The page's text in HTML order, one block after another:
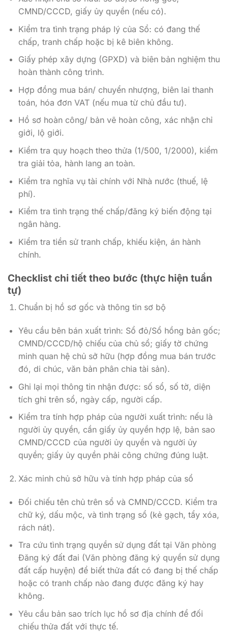
CMND/CCCD, giấy ủy quyền (nếu có).
Kiểm tra tình trạng pháp lý của Sổ: có đang thế
chấp, tranh chấp hoặc bị kê biên không.
Giấy phép xây dựng (GPXD) và biên bản nghiệm thu
hoàn thành công trình.
Hợp đồng mua bán/ chuyển nhượng, biên lai thanh
toán, hóa đơn VAT (nếu mua từ chủ đầu tư).
Hồ sơ hoàn công/ bản vẽ hoàn công, xác nhận chỉ
giới, lộ giới.
Kiểm tra quy hoạch theo thửa (1/500, 1/2000), kiểm
tra giải tỏa, hành lang an toàn.
Kiểm tra nghĩa vụ tài chính với Nhà nước (thuế, lệ
phí).
Kiểm tra tình trạng thế chấp/đăng ký biến động tại
ngân hàng.
Kiểm tra tiền sử tranh chấp, khiếu kiện, án hành
chính.
Checklist chi tiết theo bước (thực hiện tuần
tự)
Chuẩn bị hồ sơ gốc và thông tin sơ bộ
Yêu cầu bên bán xuất trình: Sổ đỏ/Sổ hồng bản gốc;
CMND/CCCD/hộ chiếu của chủ sổ; giấy tờ chứng
minh quan hệ chủ sở hữu (hợp đồng mua bán trước
đó, di chúc, văn bản phân chia tài sản).
Ghi lại mọi thông tin nhận được: số sổ, số tờ, diện
tích ghi trên sổ, ngày cấp, người cấp.
Kiểm tra tính hợp pháp của người xuất trình: nếu là
người ủy quyền, cần giấy ủy quyền hợp lệ, bản sao
CMND/CCCD của người ủy quyền và người ủy
quyền; giấy ủy quyền phải công chứng đúng luật.
Xác minh chủ sở hữu và tính hợp pháp của sổ
Đối chiếu tên chủ trên sổ và CMND/CCCD. Kiểm tra
chữ ký, dấu mộc, và tình trạng sổ (kẻ gạch, tẩy xóa,
rách nát).
Tra cứu tình trạng quyền sử dụng đất tại Văn phòng
Đăng ký đất đai (Văn phòng đăng ký quyền sử dụng
đất cấp huyện) để biết thửa đất có đang bị thế chấp
hoặc có tranh chấp nào đang được đăng ký hay
không.
Yêu cầu bản sao trích lục hồ sơ địa chính để đối
chiếu thửa đất với thực tế.